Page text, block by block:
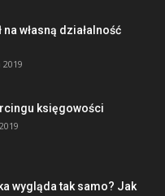
własną działalność
księgowości
wygląda tak samo? Jak